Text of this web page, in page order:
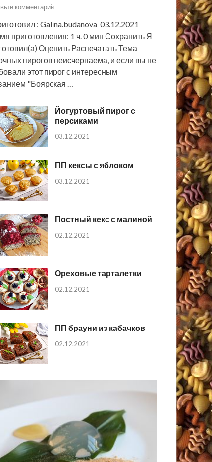
комментарий
: Galina.budanova 03.12.2021
приготовления: 1 ч. 0 мин Сохранить Я
Оценить Распечатать Тема
пирогов неисчерпаема, и если вы не
этот пирог с интересным
"Боярская …
Йогуртовый пирог с
персиками
03.12.2021
ПП кексы с яблоком
03.12.2021
Постный кекс с малиной
02.12.2021
Ореховые тарталетки
02.12.2021
ПП брауни из кабачков
02.12.2021